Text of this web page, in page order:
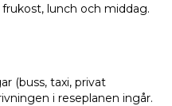
lunch och middag.
(buss, taxi, privat
i reseplanen ingår.